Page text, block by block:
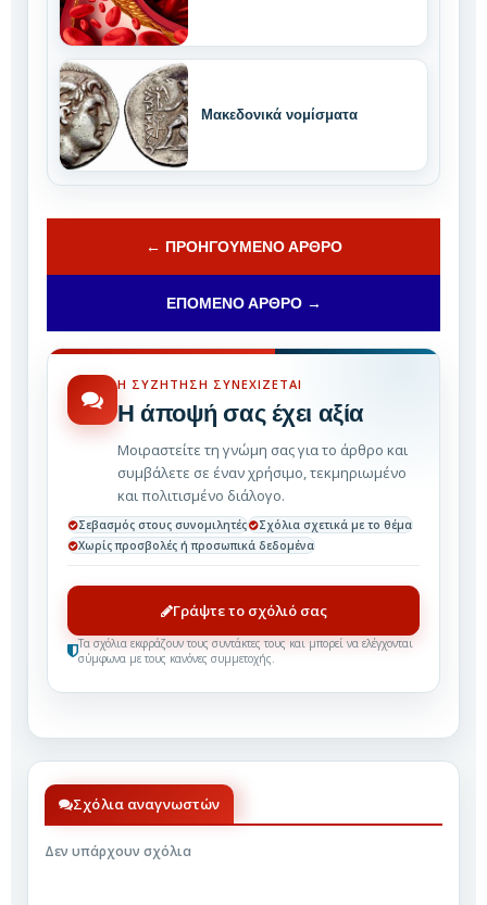
Μακεδονικά νομίσματα
← ΠΡΟΗΓΟΎΜΕΝΟ ΆΡΘΡΟ
ΕΠΌΜΕΝΟ ΆΡΘΡΟ →
Η ΣΥΖΉΤΗΣΗ ΣΥΝΕΧΊΖΕΤΑΙ
Η άποψή σας έχει αξία
Μοιραστείτε τη γνώμη σας για το άρθρο και
συμβάλετε σε έναν χρήσιμο, τεκμηριωμένο
και πολιτισμένο διάλογο.
Σεβασμός στους συνομιλητές
Σχόλια σχετικά με το θέμα
Χωρίς προσβολές ή προσωπικά δεδομένα
Γράψτε το σχόλιό σας
Τα σχόλια εκφράζουν τους συντάκτες τους και μπορεί να ελέγχονται
σύμφωνα με τους κανόνες συμμετοχής.
Σχόλια αναγνωστών
Δεν υπάρχουν σχόλια